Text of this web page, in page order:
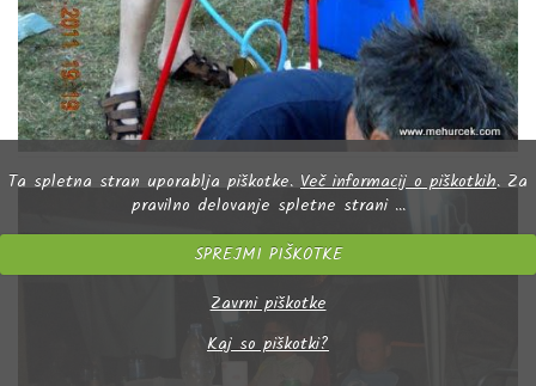
Ta spletna stran uporablja piškotke.Več informacij o piškotkih. Za
pravilno delovanje spletne strani ...
SPREJMI PIŠKOTKE
Zavrni piškotke
Kaj so piškotki?